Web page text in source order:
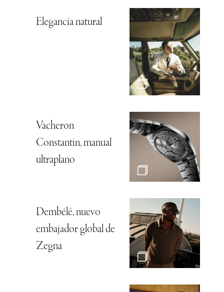
Elegancia natural
Vacheron
Constantin, manual
ultraplano
Dembélé, nuevo
embajador global de
Zegna